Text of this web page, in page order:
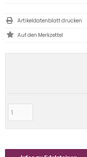
Artikeldatenblatt drucken